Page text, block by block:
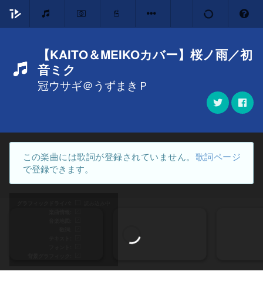
【KAITO＆MEIKOカバー】桜ノ雨／初
音ミク
冠ウサギ＠うずまきＰ
この楽曲には歌詞が登録されていません。 歌詞ページ
で登録できます。